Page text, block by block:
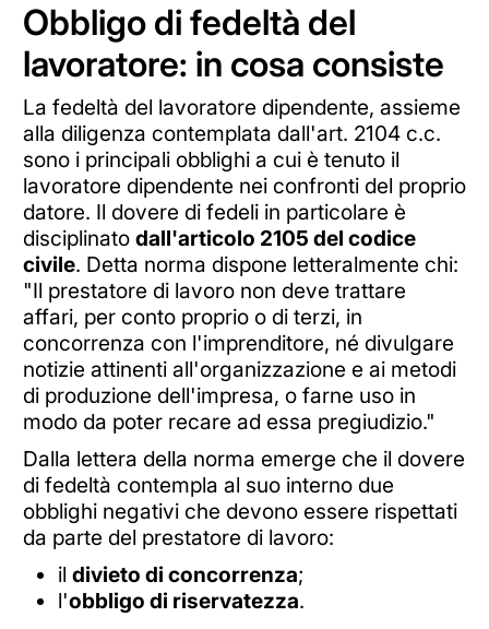
Obbligo di fedeltà del
lavoratore: in cosa consiste
La fedeltà del lavoratore dipendente, assieme
alla diligenza contemplata dall'art. 2104 c.c.
sono i principali obblighi a cui è tenuto il
lavoratore dipendente nei confronti del proprio
datore. Il dovere di fedeli in particolare è
disciplinato dall'articolo 2105 del codice
civile. Detta norma dispone letteralmente chi:
"Il prestatore di lavoro non deve trattare
affari, per conto proprio o di terzi, in
concorrenza con l'imprenditore, né divulgare
notizie attinenti all'organizzazione e ai metodi
di produzione dell'impresa, o farne uso in
modo da poter recare ad essa pregiudizio."
Dalla lettera della norma emerge che il dovere
di fedeltà contempla al suo interno due
obblighi negativi che devono essere rispettati
da parte del prestatore di lavoro:
il divieto di concorrenza;
l'obbligo di riservatezza.